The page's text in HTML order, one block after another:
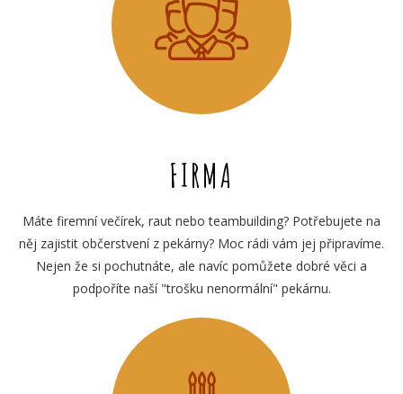
FIRMA
Máte firemní večírek, raut nebo teambuilding? Potřebujete na
něj zajistit občerstvení z pekárny? Moc rádi vám jej připravíme.
Nejen že si pochutnáte, ale navíc pomůžete dobré věci a
podpoříte naší "trošku nenormální" pekárnu.